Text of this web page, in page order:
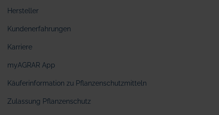
Hersteller
Kundenerfahrungen
Karriere
myAGRAR App
Käuferinformation zu Pflanzenschutzmitteln
Zulassung Pflanzenschutz